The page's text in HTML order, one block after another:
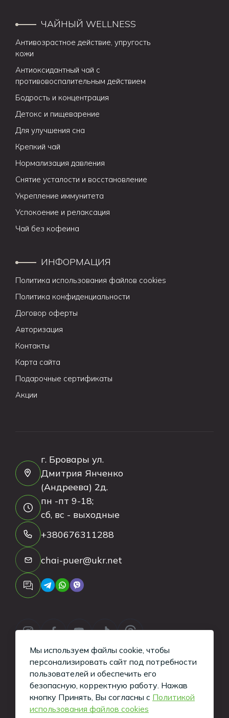
ЧАЙНЫЙ WELLNESS
Антивозрастное действие, упругость
кожи
Антиоксидантный чай с
противовоспалительным действием
Бодрость и концентрация
Детокс и пищеварение
Для улучшения сна
Крепкий чай
Нормализация давления
Снятие усталости и восстановление
Укрепление иммунитета
Успокоение и релаксация
Чай без кофеина
ИНФОРМАЦИЯ
Политика использования файлов cookies
Политика конфиденциальности
Договор оферты
Авторизация
Контакты
Карта сайта
Подарочные сертификаты
Акции
г. Бровары ул.
Дмитрия Янченко
(Андреева) 2д.
пн -пт 9-18;
сб, вс - выходные
+380676311288
chai-puer@ukr.net
Copyright ©2026Tea-Puer. All Rights
Reserved.
Мы используем файлы cookie, чтобы
персонализировать сайт под потребности
пользователей и обеспечить его
безопасную, корректную работу. Нажав
кнопку Принять, Вы согласны с Политикой
использования файлов cookies